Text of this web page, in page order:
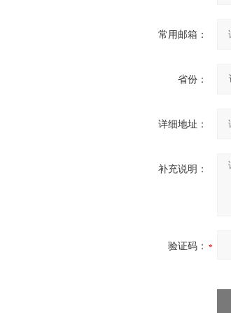
常用邮箱：
省份：
详细地址：
补充说明：
验证码：